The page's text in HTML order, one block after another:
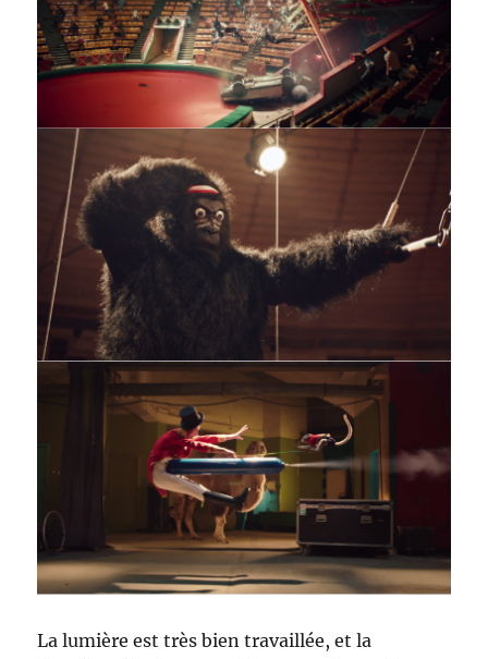
La lumière est très bien travaillée, et la